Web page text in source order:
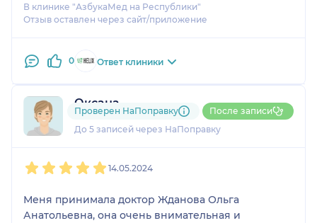
В клинике "АзбукаМед на Республики"
Отзыв оставлен через сайт/приложение
0 Ответ клиники
Оксана
3 отзыва
До 5 записей через НаПоправку
Проверен НаПоправку После записи
14.05.2024
Меня принимала доктор Жданова Ольга
Анатольевна, она очень внимательная и